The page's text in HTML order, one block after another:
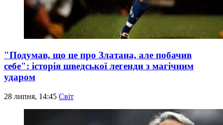
"Подумав, що це про Златана, але побачив
себе": історія шведської легенди з магічним
ударом
28 липня, 14:45 Світ